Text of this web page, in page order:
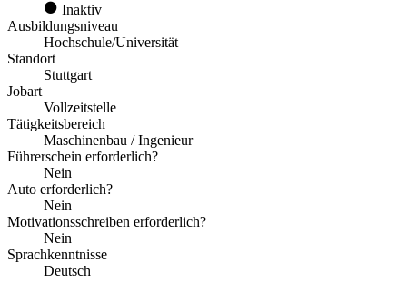
Inaktiv
Ausbildungsniveau
Hochschule/Universität
Standort
Stuttgart
Jobart
Vollzeitstelle
Tätigkeitsbereich
Maschinenbau / Ingenieur
Führerschein erforderlich?
Nein
Auto erforderlich?
Nein
Motivationsschreiben erforderlich?
Nein
Sprachkenntnisse
Deutsch